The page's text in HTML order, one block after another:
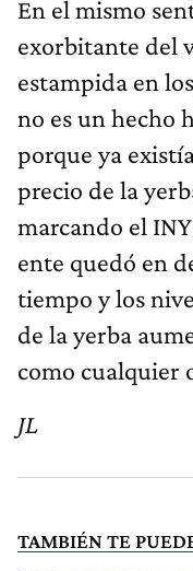
En el mismo
exorbitante del
estampida en
no es un hecho
porque ya
precio de la
marcando el
ente quedó en
tiempo y los
de la yerba
como cualquier
JL
TAMBIÉN TE